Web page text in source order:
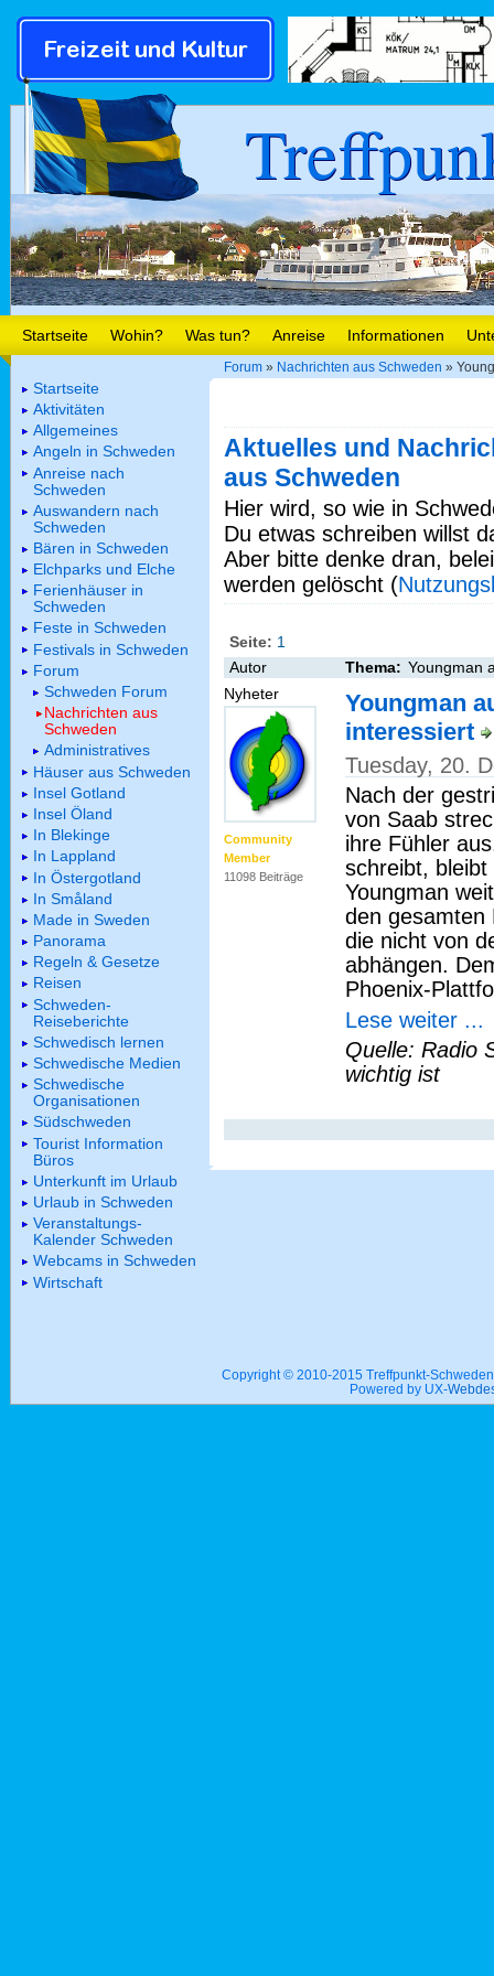
Startseite Wohin? Was tun? Anreise Informationen
Forum » Nachrichten aus Schweden »
Aktuelles und
aus Schweden
Hier wird, so wie in
Du etwas schreiben willst
Aber bitte denke dran,
werden gelöscht (
Seite: 1
Autor
Thema: Youngman
Nyheter
Community
Member
11098 Beiträge
Youngman
interessiert
Tuesday, 20.
Nach der
von Saab
ihre Fühler
schreibt,
Youngman
den gesamten
die nicht von
abhängen.
Phoenix-
Lese weiter ...
Quelle: Radio
wichtig ist
Startseite
Aktivitäten
Allgemeines
Angeln in Schweden
Anreise nach
Schweden
Auswandern nach
Schweden
Bären in Schweden
Elchparks und Elche
Ferienhäuser in
Schweden
Feste in Schweden
Festivals in Schweden
Forum
Schweden Forum
Nachrichten aus
Schweden
Administratives
Häuser aus Schweden
Insel Gotland
Insel Öland
In Blekinge
In Lappland
In Östergotland
In Småland
Made in Sweden
Panorama
Regeln & Gesetze
Reisen
Schweden-
Reiseberichte
Schwedisch lernen
Schwedische Medien
Schwedische
Organisationen
Südschweden
Tourist Information
Büros
Unterkunft im Urlaub
Urlaub in Schweden
Veranstaltungs-
Kalender Schweden
Webcams in Schweden
Wirtschaft
Copyright © 2010-2015 Treffpunkt-
Powered by UX-